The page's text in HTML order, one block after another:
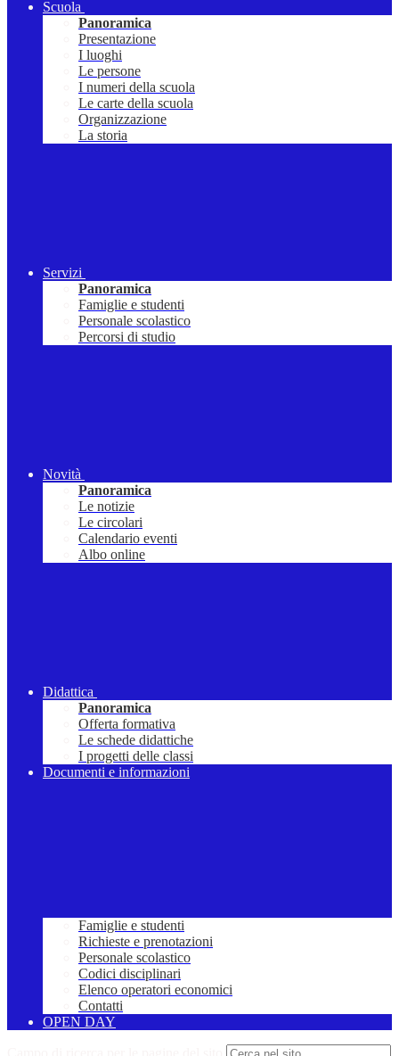
Scuola
Panoramica
Presentazione
I luoghi
Le persone
I numeri della scuola
Le carte della scuola
Organizzazione
La storia
Servizi
Panoramica
Famiglie e studenti
Personale scolastico
Percorsi di studio
Novità
Panoramica
Le notizie
Le circolari
Calendario eventi
Albo online
Didattica
Panoramica
Offerta formativa
Le schede didattiche
I progetti delle classi
Documenti e informazioni
Famiglie e studenti
Richieste e prenotazioni
Personale scolastico
Codici disciplinari
Elenco operatori economici
Contatti
OPEN DAY